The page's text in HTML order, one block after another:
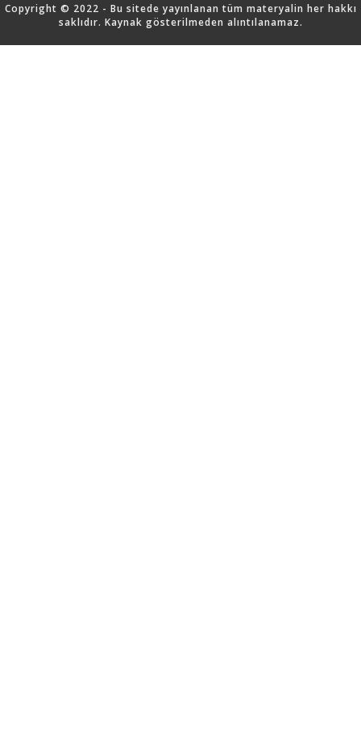
Copyright © 2022 - Bu sitede yayınlanan tüm materyalin her hakkı
saklıdır. Kaynak gösterilmeden alıntılanamaz.